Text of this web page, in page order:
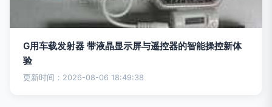
G用车载发射器 带液晶显示屏与遥控器的智能操控新体
验
更新时间：2026-08-06 18:49:38